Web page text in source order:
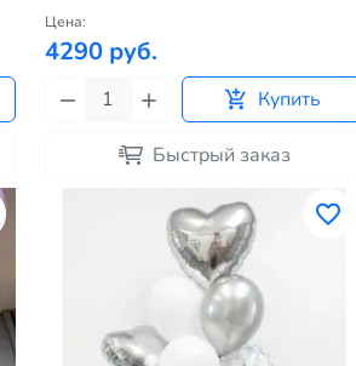
Цена:
4290 руб.
Купить
Быстрый заказ